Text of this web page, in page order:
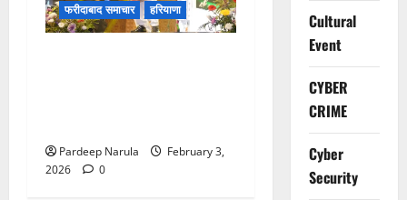
फरीदाबाद समाचार हरियाणा
Pardeep Narula
February 3,
2026
0
Cultural
Event
CYBER
CRIME
Cyber
Security